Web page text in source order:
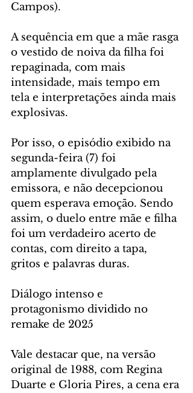
Campos).
A sequência em que a mãe rasga
o vestido de noiva da filha foi
repaginada, com mais
intensidade, mais tempo em
tela e interpretações ainda mais
explosivas.
Por isso, o episódio exibido na
segunda-feira (7) foi
amplamente divulgado pela
emissora, e não decepcionou
quem esperava emoção. Sendo
assim, o duelo entre mãe e filha
foi um verdadeiro acerto de
contas, com direito a tapa,
gritos e palavras duras.
Diálogo intenso e
protagonismo dividido no
remake de 2025
Vale destacar que, na versão
original de 1988, com Regina
Duarte e Gloria Pires, a cena era